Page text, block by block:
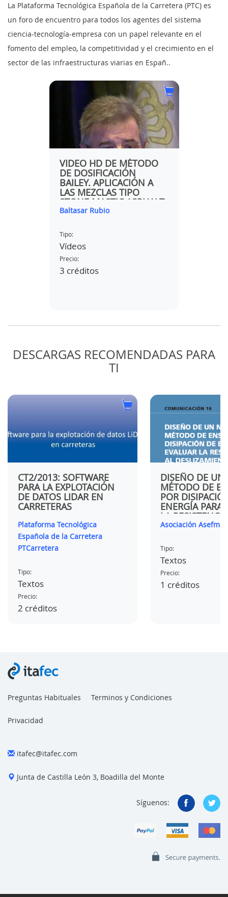
La Plataforma Tecnológica Española de la Carretera (PTC) es
un foro de encuentro para todos los agentes del sistema
ciencia-tecnología-empresa con un papel relevante en el
fomento del empleo, la competitividad y el crecimiento en el
sector de las infraestructuras viarias en Españ..
VIDEO HD DE MÉTODO
DE DOSIFICACIÓN
BAILEY. APLICACIÓN A
LAS MEZCLAS TIPO
STONE MASTIC ASPHALT
(SMA)
Baltasar Rubio
Tipo:
Vídeos
Precio:
3 créditos
DESCARGAS RECOMENDADAS PARA
TI
CT2/2013: SOFTWARE
PARA LA EXPLOTACIÓN
DE DATOS LIDAR EN
CARRETERAS
Plataforma Tecnológica
Española de la Carretera
PTCarretera
Tipo:
Textos
Precio:
2 créditos
DISEÑO DE UN
MÉTODO DE
POR
ENERGÍA PARA
LA
Asociación Asefma
Tipo:
Textos
Precio:
1 créditos
Preguntas Habituales Terminos y Condiciones
Privacidad
itafec@itafec.com
Junta de Castilla León 3, Boadilla del Monte
Síguenos: